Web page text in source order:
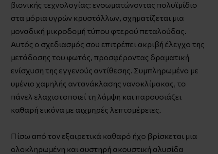
βιονικής τεχνολογίας: ενσωματώνοντας πολυϊμίδιο
στα μόρια υγρών κρυστάλλων, σχηματίζεται μια
μοναδική μικροδομή τύπου φτερού πεταλούδας.
Αυτός ο σχεδιασμός σου επιτρέπει ακριβή έλεγχο της
μετάδοσης του φωτός, προσφέροντας δραματική
ενίσχυση της εγγενούς αντίθεσης. Συμπληρωμένο με
υμένιο χαμηλής αντανάκλασης νανοκλίμακας, το
πάνελ ελαχιστοποιεί τη λάμψη και παρουσιάζει
καθαρή εικόνα με αιχμηρές λεπτομέρειες.
Πίσω από τον εξαιρετικά καθαρό ήχο βρίσκεται μια
ολοκληρωμένη και αυστηρή ακουστική αλυσίδα